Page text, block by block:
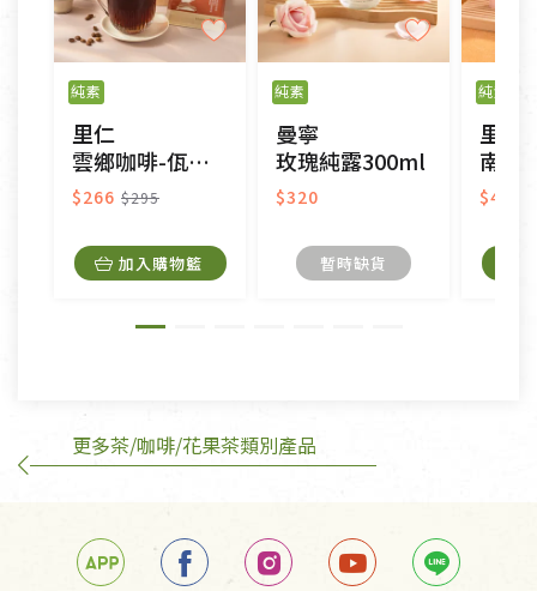
不適用七天鑑賞期商品：
以數位或電磁紀錄形式儲存之商品、易於變質或損壞
之商品、以及性質上無法或不適合退換之商品：如
CD、VCD、DVD、電腦軟體，若產品瑕疵無法讀取僅
接受原片換新。
衣飾鞋類-如T恤，如於送達後水洗或污損者。
美容保養用品、內衣褲、襪子、口罩等私人消耗性產
內衣褲、襪子、口罩個人衛生用品除商品本身有瑕疵
外,依據《通訊交易解除權合理例外情事適用準
訂購手抄稿退貨需知：
若未保持原包裝方式或未使用原箱退回，導致書籍有
任何折損、磨損、污損或凹角，將不接受退貨，也不
純素
里仁
雲鄉咖啡-佤香之息(濾掛式)
$266 $295
加入購物籃
純素
曼寧
玫瑰純露300ml
$320
暫時缺貨
純素
里仁
南非國
$400
更多茶/咖啡/花果茶類別產品